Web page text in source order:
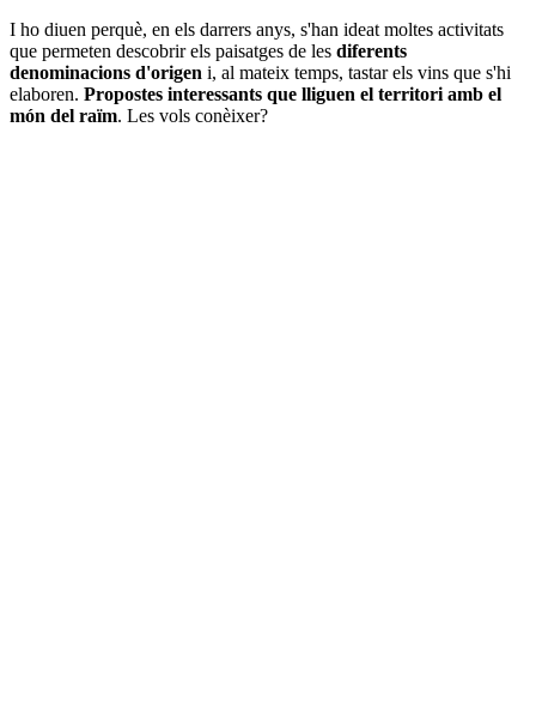
I ho diuen perquè, en els darrers anys, s'han ideat moltes activitats
que permeten descobrir els paisatges de les diferents
denominacions d'origen i, al mateix temps, tastar els vins que s'hi
elaboren. Propostes interessants que lliguen el territori amb el
món del raïm. Les vols conèixer?